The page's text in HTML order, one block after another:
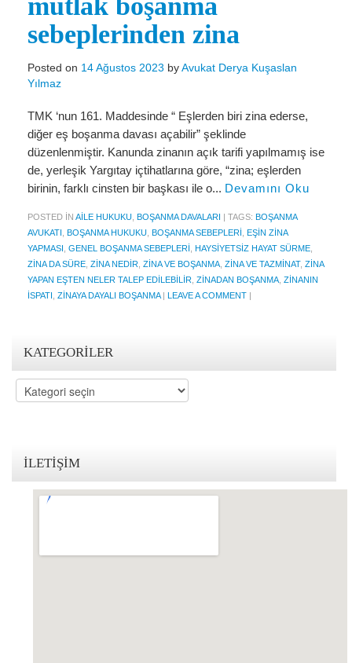
Miras Hukuku
İcra Ve İflas Hukuku
Gayrimenkul hukuku
İdare ve Vergi Hukuku
Basında Derya Kuşaslan
HESAPLAMA ARAÇLARI
İhbar Tazminatı Hesaplama
Kıdem Tazminatı Hesaplama
Fazla Mesai Hesaplama
KVKK
KVKK Politikamız
Aydınlatma Metni
KVKK Başvuru Formu
mutlak boşanma
sebeplerinden zina
Posted on 14 Ağustos 2023 byAvukat Derya Kuşaslan
Yılmaz
TMK ‘nun 161. Maddesinde “ Eşlerden biri zina ederse,
diğer eş boşanma davası açabilir” şeklinde
düzenlenmiştir. Kanunda zinanın açık tarifi yapılmamış ise
de, yerleşik Yargıtay içtihatlarına göre, “zina; eşlerden
birinin, farklı cinsten bir başkası ile o... Devamını Oku
POSTED IN AILE HUKUKU BOŞANMA DAVALARI | TAGS: BOŞANMA
AVUKATI BOŞANMA HUKUKU BOŞANMA SEBEPLERI EŞIN ZINA
YAPMASI GENEL BOŞANMA SEBEPLERI HAYSIYETSIZ HAYAT SÜRME
ZINA DA SÜRE ZINA NEDIR ZINA VE BOŞANMA ZINA VE TAZMINAT, ZINA
YAPAN EŞTEN NELER TALEP EDILEBILIR ZINADAN BOŞANMA ZINANIN
ISPATI ZINAYA DAYALI BOŞANMA | LEAVE A COMMENT |
KATEGORILER
Kategoriler
İLETIŞIM